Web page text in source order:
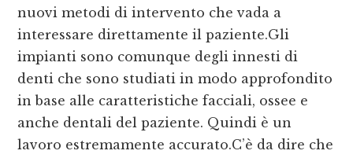
nuovi metodi di intervento che vada a
interessare direttamente il paziente.Gli
impianti sono comunque degli innesti di
denti che sono studiati in modo approfondito
in base alle caratteristiche facciali, ossee e
anche dentali del paziente. Quindi è un
lavoro estremamente accurato.C’è da dire che